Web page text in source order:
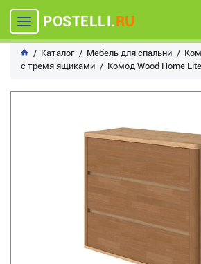
POSTELLI.RU
Каталог Мебель для спальни
с тремя ящиками
Комод Wood Home Lite